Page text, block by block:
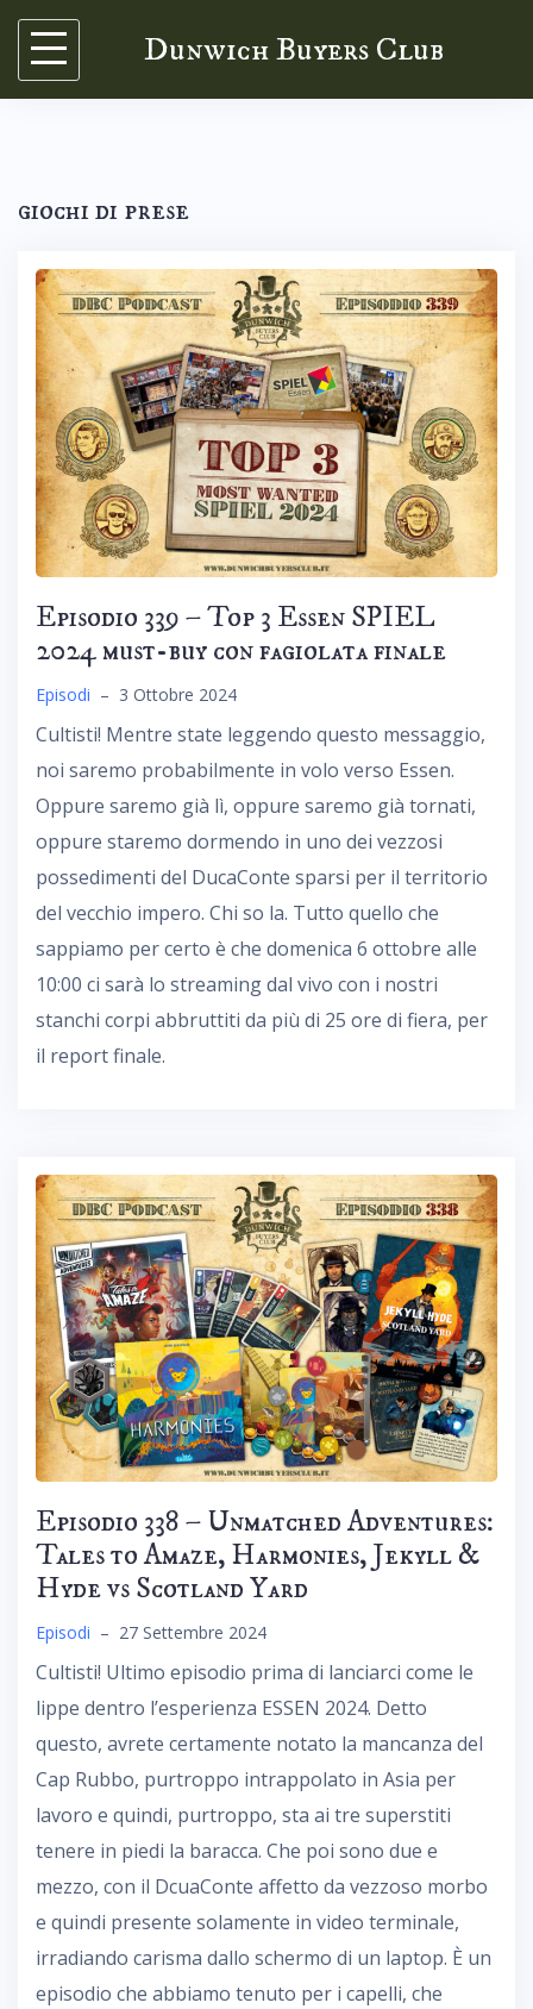
Skip
content
Dunwich Buyers Club
giochi di prese
Episodio 339 – Top 3 Essen SPIEL
2024 must-buy con fagiolata finale
Episodi – 3 Ottobre 2024
Cultisti! Mentre state leggendo questo messaggio,
noi saremo probabilmente in volo verso Essen.
Oppure saremo già lì, oppure saremo già tornati,
oppure staremo dormendo in uno dei vezzosi
possedimenti del DucaConte sparsi per il territorio
del vecchio impero. Chi so la. Tutto quello che
sappiamo per certo è che domenica 6 ottobre alle
10:00 ci sarà lo streaming dal vivo con i nostri
stanchi corpi abbruttiti da più di 25 ore di fiera, per
il report finale.
Episodio 338 – Unmatched Adventures:
Tales to Amaze, Harmonies, Jekyll &
Hyde vs Scotland Yard
Episodi – 27 Settembre 2024
Cultisti! Ultimo episodio prima di lanciarci come le
lippe dentro l’esperienza ESSEN 2024. Detto
questo, avrete certamente notato la mancanza del
Cap Rubbo, purtroppo intrappolato in Asia per
lavoro e quindi, purtroppo, sta ai tre superstiti
tenere in piedi la baracca. Che poi sono due e
mezzo, con il DcuaConte affetto da vezzoso morbo
e quindi presente solamente in video terminale,
irradiando carisma dallo schermo di un laptop. È un
episodio che abbiamo tenuto per i capelli, che